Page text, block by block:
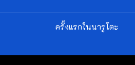
ครั้งแรกในนารูโตะ